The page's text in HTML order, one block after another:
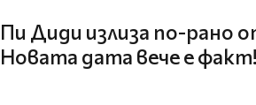
Пи Диди излиза по-рано
Новата дата вече е